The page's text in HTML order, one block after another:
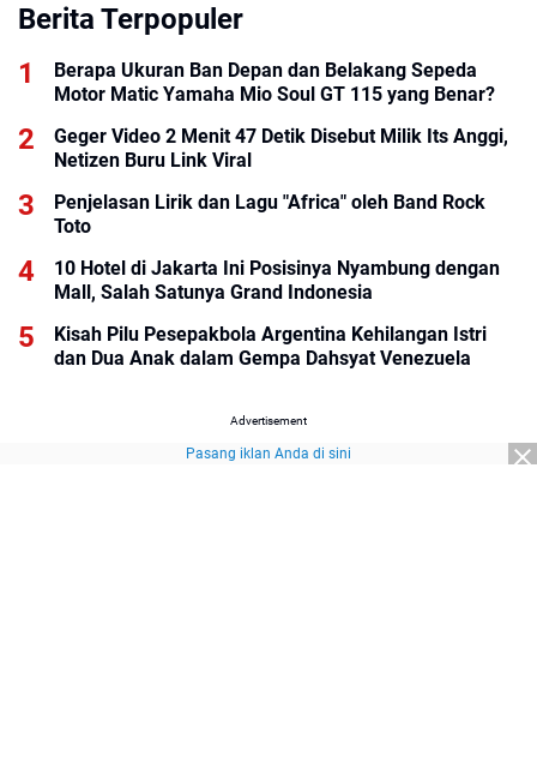
Berita Terpopuler
Berapa Ukuran Ban Depan dan Belakang Sepeda
Motor Matic Yamaha Mio Soul GT 115 yang Benar?
Geger Video 2 Menit 47 Detik Disebut Milik Its Anggi,
Netizen Buru Link Viral
Penjelasan Lirik dan Lagu "Africa" oleh Band Rock
Toto
10 Hotel di Jakarta Ini Posisinya Nyambung dengan
Mall, Salah Satunya Grand Indonesia
Kisah Pilu Pesepakbola Argentina Kehilangan Istri
dan Dua Anak dalam Gempa Dahsyat Venezuela
Advertisement
Pasang iklan Anda di sini